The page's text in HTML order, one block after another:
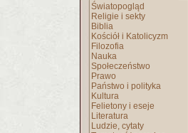
Światopogląd
Religie i sekty
Biblia
Kościół i Katolicyzm
Filozofia
Nauka
Społeczeństwo
Prawo
Państwo i polityka
Kultura
Felietony i eseje
Literatura
Ludzie, cytaty